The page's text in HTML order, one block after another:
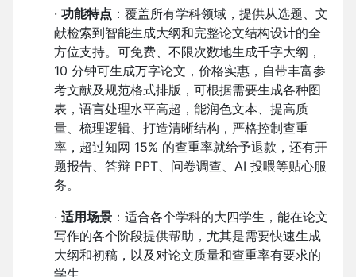
· 功能特点 ：覆盖所有学科领域，提供从选题、文
献检索到智能生成大纲和完整论文结构设计的全
方位支持。可免费、不限次数地生成千字大纲，
10 分钟可生成万字论文，价格实惠，自带丰富参
考文献及规范格式排版，可根据需要生成各种图
表，语言处理水平高超，能润色文本、提高质
量、梳理逻辑、打造清晰结构，严格控制查重
率，超过知网 15% 的查重率就给予退款，还有开
题报告、答辩 PPT、问卷调查、AI 投喂等贴心服
务。
· 适用场景 ：适合各个学科的大四学生，能在论文
写作的各个阶段提供帮助，尤其是需要快速生成
大纲和初稿，以及对论文质量和查重率有要求的